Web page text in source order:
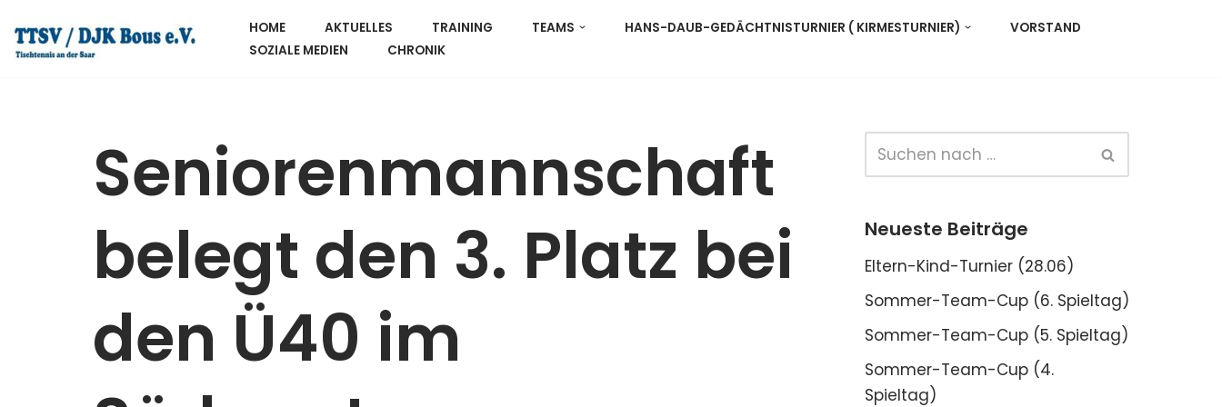
Zum
HOME AKTUELLES TRAINING TEAMS HANS-DAUB-GEDÄCHTNISTURNIER ( KIRMESTURNIER)
VORSTAND
SOZIALE MEDIEN
CHRONIK
Seniorenmannschaft
belegt den 3. Platz bei
den Ü40 im
Neueste Beiträge
Eltern-Kind-Turnier (28.06)
Sommer-Team-Cup (6. Spieltag)
Sommer-Team-Cup (5. Spieltag)
Sommer-Team-Cup (4.
Spieltag)